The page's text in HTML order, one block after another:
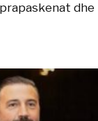
dhe